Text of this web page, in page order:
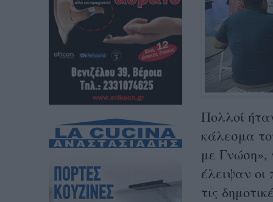
Πολλοί
κάλεσμα
με Γνώση»,
έλειψαν οι
τις